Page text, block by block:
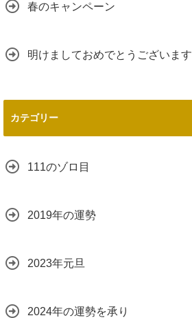
春のキャンペーン
明けましておめでとうございます
カテゴリー
111のゾロ目
2019年の運勢
2023年元旦
2024年の運勢を承り